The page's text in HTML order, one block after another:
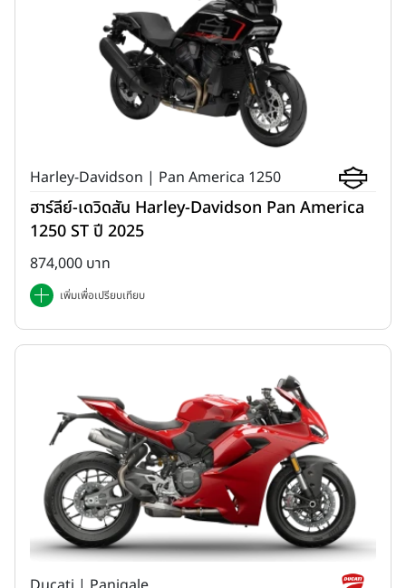
Harley-Davidson | Pan America 1250
ฮาร์ลีย์-เดวิดสัน Harley-Davidson Pan America
1250 ST ปี 2025
874,000 บาท
เพิ่มเพื่อเปรียบเทียบ